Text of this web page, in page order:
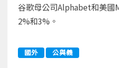
谷歌母公司Alphabet和美國
2%和3%。
國外 公與義